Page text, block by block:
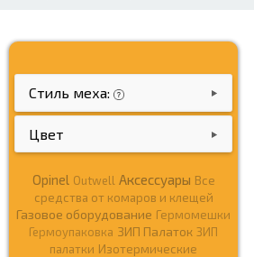
Стиль меха:
Цвет
Opinel Outwell Аксессуары Все
средства от комаров и клещей
Газовое оборудование Гермомешки
Гермоупаковка ЗИП Палаток ЗИП
палатки Изотермические